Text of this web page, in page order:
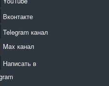
Вконтакте
Telegram канал
Max канал
Написать в